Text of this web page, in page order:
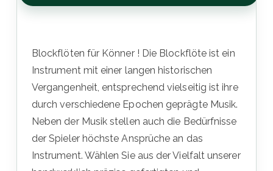
Blockflöten für Könner ! Die Blockflöte ist ein
Instrument mit einer langen historischen
Vergangenheit, entsprechend vielseitig ist ihre
durch verschiedene Epochen geprägte Musik.
Neben der Musik stellen auch die Bedürfnisse
der Spieler höchste Ansprüche an das
Instrument. Wählen Sie aus der Vielfalt unserer